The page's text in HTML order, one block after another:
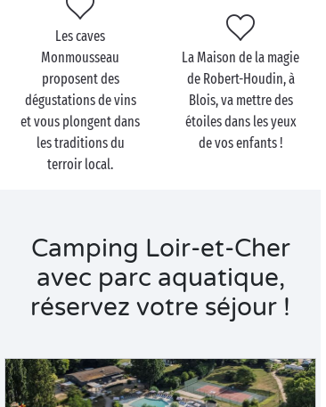
Les caves
Monmousseau
proposent des
dégustations de vins
et vous plongent dans
les traditions du
terroir local.
La Maison de la magie
de Robert-Houdin, à
Blois, va mettre des
étoiles dans les yeux
de vos enfants !
Camping Loir-et-Cher
avec parc aquatique,
réservez votre séjour !